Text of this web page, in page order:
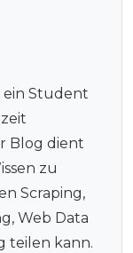
ein Student
Blog dient
zu
Scraping,
Web Data
teilen kann.